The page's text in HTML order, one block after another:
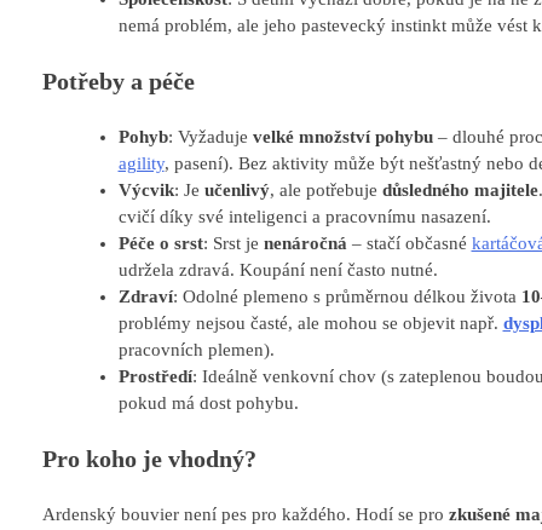
nemá problém, ale jeho pastevecký instinkt může vést
Potřeby a péče
Pohyb: Vyžaduje velké množství pohybu– dlouhé
agility, pasení). Bez aktivity může být nešťastný nebo
Výcvik: Je učenlivý, ale potřebuje důsledného majitele
cvičí díky své inteligenci a pracovnímu nasazení.
Péče o srst: Srst je nenáročná – stačí občasné
udržela zdravá. Koupání není často nutné.
Zdraví: Odolné plemeno s průměrnou délkou života
problémy nejsou časté, ale mohou se objevit např.
pracovních plemen).
Prostředí: Ideálně venkovní chov (s zateplenou
pokud má dost pohybu.
Pro koho je vhodný?
Ardenský bouvier není pes pro každého. Hodí se pro zkušené